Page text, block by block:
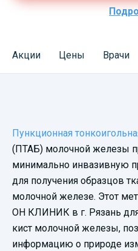
Акции Цены Врачи
Пункционная
(ПТАБ) молочной железы
минимально инвазивную
для получения образцов
молочной железе. Этот
ОН КЛИНИК в г. Рязань для
кист молочной железы,
информацию о природе